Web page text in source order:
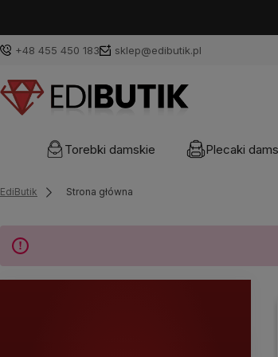
+48 455 450 183 sklep@edibutik.pl
Torebki damskie Plecaki
EdiButik Strona główna